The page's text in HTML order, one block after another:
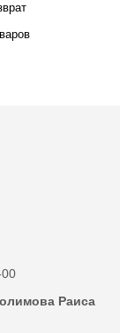
Раиса